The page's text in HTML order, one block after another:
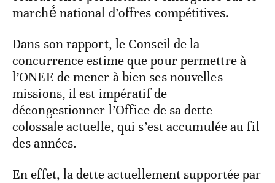
marché́ national d’offres compétitives.
Dans son rapport, le Conseil de la
concurrence estime que pour permettre à
l’ONEE de mener à bien ses nouvelles
missions, il est impératif de
décongestionner l’Office de sa dette
colossale actuelle, qui s’est accumulée au fil
des années.
En effet, la dette actuellement supportée par